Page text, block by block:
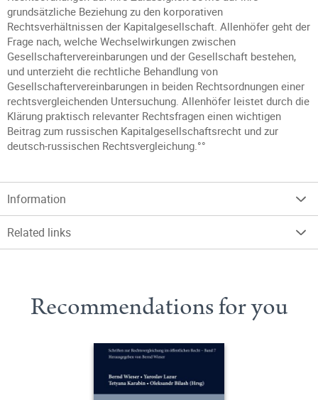
grundsätzliche Beziehung zu den korporativen
Rechtsverhältnissen der Kapitalgesellschaft. Allenhöfer geht der
Frage nach, welche Wechselwirkungen zwischen
Gesellschaftervereinbarungen und der Gesellschaft bestehen,
und unterzieht die rechtliche Behandlung von
Gesellschaftervereinbarungen in beiden Rechtsordnungen einer
rechtsvergleichenden Untersuchung. Allenhöfer leistet durch die
Klärung praktisch relevanter Rechtsfragen einen wichtigen
Beitrag zum russischen Kapitalgesellschaftsrecht und zur
deutsch-russischen Rechtsvergleichung.°°
Information
Related links
Recommendations for you